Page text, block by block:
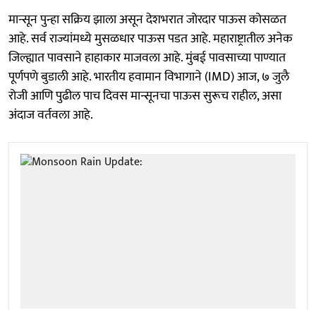
मान्सून पुन्हा सक्रिय झाला असून देशभरात जोरदार पाऊस कोसळत
आहे. सर्व राज्यांमध्ये मुसळधार पाऊस पडत आहे. महाराष्ट्रातील अनेक
जिल्ह्यात पावसाने हाहाकार माजवला आहे. मुंबई पावसाच्या पाण्यात
पूर्णपणे बुडाली आहे. भारतीय हवामान विभागाने (IMD) आज, ७ जुलै
रोजी आणि पुढील पाच दिवस मान्सूनचा पाऊस सुरूच राहील, असा
अंदाज वर्तवला आहे.